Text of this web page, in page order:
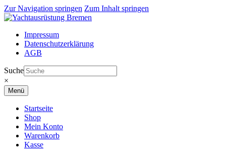
Zur Navigation springen Zum Inhalt springen
Impressum
Datenschutzerklärung
AGB
Suche
×
Menü
Startseite
Shop
Mein Konto
Warenkorb
Kasse